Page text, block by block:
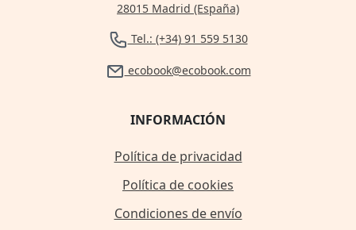
28015 Madrid (España)
Tel.: (+34) 91 559 5130
ecobook@ecobook.com
INFORMACIÓN
Política de privacidad
Política de cookies
Condiciones de envío